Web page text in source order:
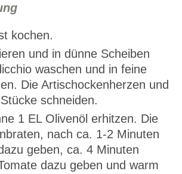
kochen.
und in dünne Scheiben
waschen und in feine
Die Artischockenherzen und
schneiden.
1 EL Olivenöl erhitzen. Die
nach ca. 1-2 Minuten
geben, ca. 4 Minuten
dazu geben und warm